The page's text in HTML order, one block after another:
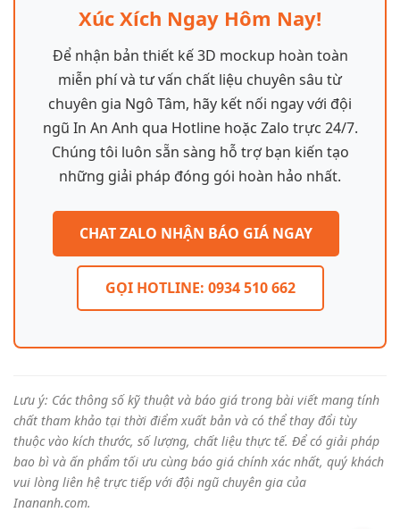
Xúc Xích Ngay Hôm Nay!
Để nhận bản thiết kế 3D mockup hoàn toàn
miễn phí và tư vấn chất liệu chuyên sâu từ
chuyên gia Ngô Tâm, hãy kết nối ngay với đội
ngũ In An Anh qua Hotline hoặc Zalo trực 24/7.
Chúng tôi luôn sẵn sàng hỗ trợ bạn kiến tạo
những giải pháp đóng gói hoàn hảo nhất.
CHAT ZALO NHẬN BÁO GIÁ NGAY
GỌI HOTLINE: 0934 510 662
Lưu ý: Các thông số kỹ thuật và báo giá trong bài viết mang tính
chất tham khảo tại thời điểm xuất bản và có thể thay đổi tùy
thuộc vào kích thước, số lượng, chất liệu thực tế. Để có giải pháp
bao bì và ấn phẩm tối ưu cùng báo giá chính xác nhất, quý khách
vui lòng liên hệ trực tiếp với đội ngũ chuyên gia của
Inananh.com.